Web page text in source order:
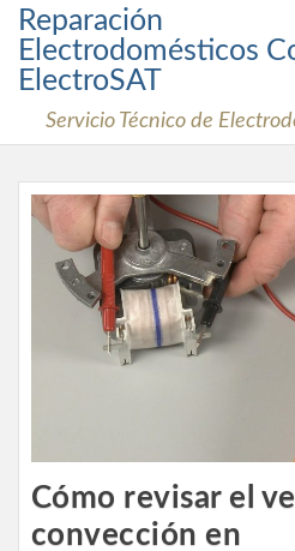
Skip
content
Reparación
Electrodomésticos
ElectroSAT
Servicio Técnico de
Cómo revisar el
convección en